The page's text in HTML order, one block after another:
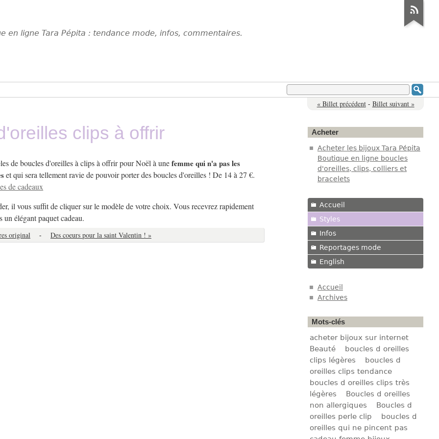
en ligne Tara Pépita : tendance mode, infos, commentaires.
« Billet précédent - Billet suivant »
clips à offrir
de boucles d'oreilles à clips à offrir pour Noël à unefemme qui n'a pas les
et qui sera tellement ravie de pouvoir porter des boucles d'oreilles ! De 14 à 27 €.
de cadeaux
il vous suffit de cliquer sur le modèle de votre choix. Vous recevrez rapidement
un élégant paquet cadeau.
original - Des coeurs pour la saint Valentin ! »
Acheter
Acheter les bijoux Tara Pépita
Boutique en ligne boucles
d'oreilles, clips, colliers et
bracelets
Accueil
Styles
Infos
Reportages mode
English
Accueil
Archives
Mots-clés
acheter bijoux sur internet
Beauté
boucles d oreilles
clips légères
boucles d
oreilles clips tendance
boucles d oreilles clips très
légères
Boucles d oreilles
non allergiques
Boucles d
oreilles perle clip
boucles d
oreilles qui ne pincent pas